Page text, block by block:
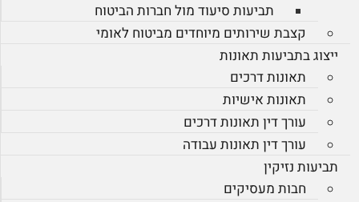
תביעות סיעוד מול חברות הביטוח
קצבת שירותים מיוחדים מביטוח לאומי
ייצוג בתביעות תאונות
תאונות דרכים
תאונות אישיות
עורך דין תאונות דרכים
עורך דין תאונות עבודה
תביעות נזיקין
חבות מעסיקים